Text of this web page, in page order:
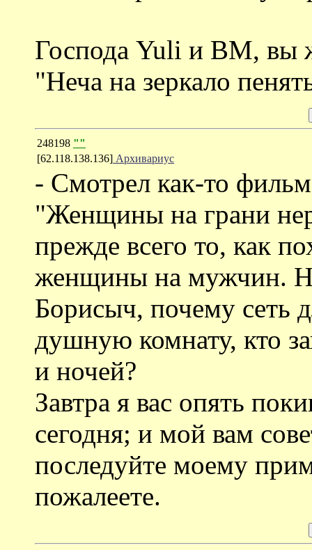
Господа Yuli и ВМ, вы
"Неча на зеркало
248198 ""
[62.118.138.136] Архивариус
- Смотрел как-то
"Женщины на грани
прежде всего то, как
женщины на мужчин.
Борисыч, почему сеть
душную комнату, кто
и ночей?
Завтра я вас опять
сегодня; и мой вам
последуйте моему
пожалеете.